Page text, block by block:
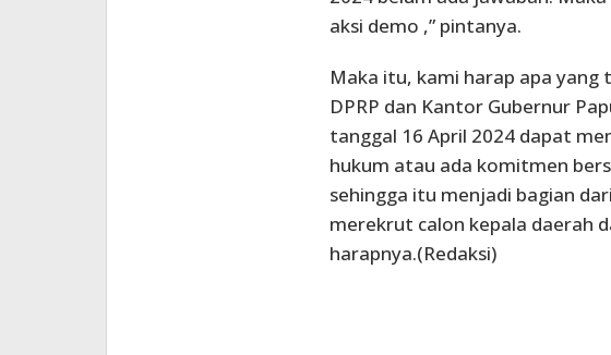
aksi demo ,” pintanya.
Maka itu, kami harap apa yang
DPRP dan Kantor Gubernur
tanggal 16 April 2024 dapat
hukum atau ada komitmen
sehingga itu menjadi bagian
merekrut calon kepala daerah
harapnya.(Redaksi)